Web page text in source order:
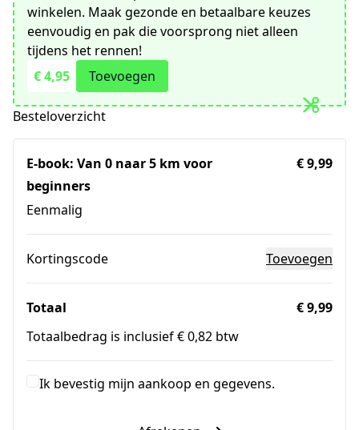
winkelen. Maak gezonde en betaalbare keuzes
eenvoudig en pak die voorsprong niet alleen
tijdens het rennen!
€ 4,95
Toevoegen
Besteloverzicht
E-book: Van 0 naar 5 km voor
beginners
Eenmalig
€ 9,99
Kortingscode Toevoegen
Totaal
€ 9,99
Totaalbedrag is inclusief € 0,82 btw
Ik bevestig mijn aankoop en gegevens.